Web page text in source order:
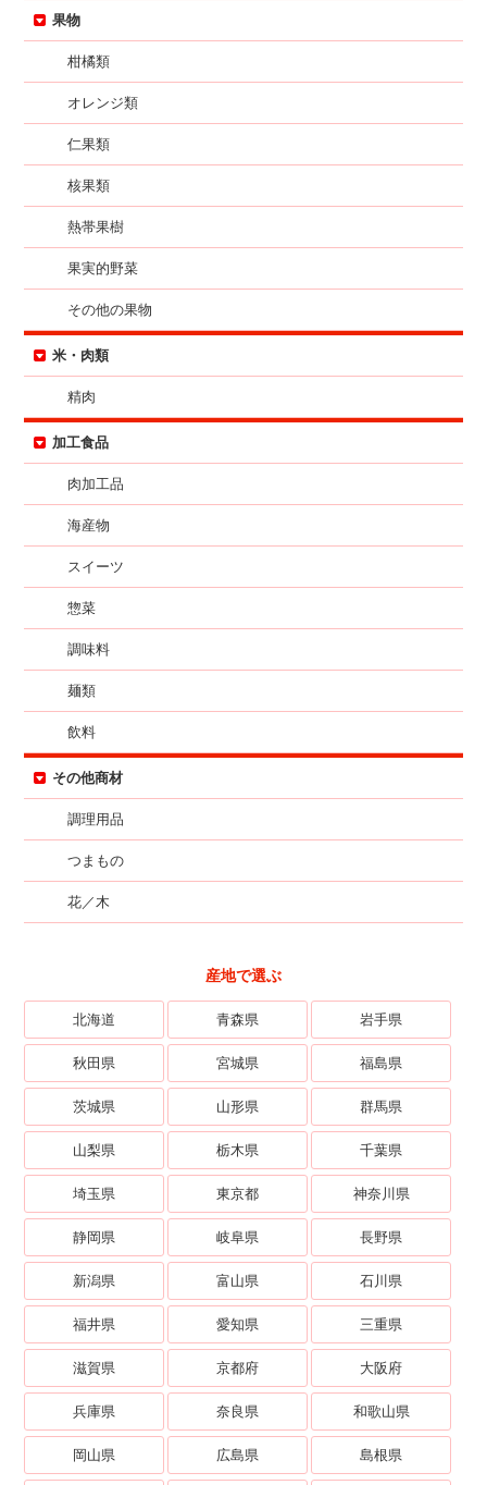
果物
柑橘類
オレンジ類
仁果類
核果類
熱帯果樹
果実的野菜
その他の果物
米・肉類
精肉
加工食品
肉加工品
海産物
スイーツ
惣菜
調味料
麺類
飲料
その他商材
調理用品
つまもの
花／木
産地で選ぶ
北海道 青森県 岩手県
秋田県 宮城県 福島県
茨城県 山形県 群馬県
山梨県 栃木県 千葉県
埼玉県 東京都 神奈川県
静岡県 岐阜県 長野県
新潟県 富山県 石川県
福井県 愛知県 三重県
滋賀県 京都府 大阪府
兵庫県 奈良県 和歌山県
岡山県 広島県 島根県